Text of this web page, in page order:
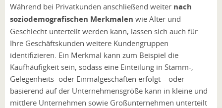
Während bei Privatkunden anschließend weiter nach
soziodemografischen Merkmalen wie Alter und
Geschlecht unterteilt werden kann, lassen sich auch für
Ihre Geschäftskunden weitere Kundengruppen
identifizieren. Ein Merkmal kann zum Beispiel die
Kaufhäufigkeit sein, sodass eine Einteilung in Stamm-,
Gelegenheits- oder Einmalgeschäften erfolgt – oder
basierend auf der Unternehmensgröße kann in kleine und
mittlere Unternehmen sowie Großunternehmen unterteilt